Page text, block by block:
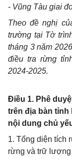
- Vũng Tàu giai
Theo đề nghị
trường tại Tờ
tháng 3 năm
điều tra rừng
2024-2025.
Điều 1. Phê
trên địa bàn tỉnh
nội dung chủ
1. Tổng diện tích
rừng và trữ